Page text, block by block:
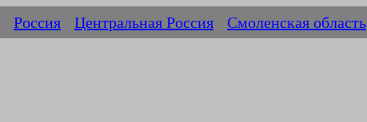
Россия Центральная Россия Смоленская область